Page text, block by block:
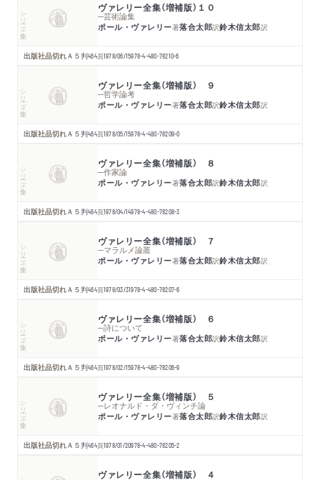
シリーズ・全集 ヴァレリー全集（増補版）１０
─芸術論集
ポール・ヴァレリー著落合太郎訳鈴木信太郎訳
出版社品切れＡ５判464頁1978/06/15978-4-480-78210-6
シリーズ・全集 ヴァレリー全集（増補版） ９
─哲学論考
ポール・ヴァレリー著落合太郎訳鈴木信太郎訳
出版社品切れＡ５判464頁1978/05/15978-4-480-78209-0
シリーズ・全集 ヴァレリー全集（増補版） ８
─作家論
ポール・ヴァレリー著落合太郎訳鈴木信太郎訳
出版社品切れＡ５判464頁1978/04/14978-4-480-78208-3
シリーズ・全集 ヴァレリー全集（増補版） ７
─マラルメ論叢
ポール・ヴァレリー著落合太郎訳鈴木信太郎訳
出版社品切れＡ５判464頁1978/03/31978-4-480-78207-6
シリーズ・全集 ヴァレリー全集（増補版） ６
─詩について
ポール・ヴァレリー著落合太郎訳鈴木信太郎訳
出版社品切れＡ５判464頁1978/02/15978-4-480-78206-9
シリーズ・全集 ヴァレリー全集（増補版） ５
─レオナルド・ダ・ヴィンチ論
ポール・ヴァレリー著落合太郎訳鈴木信太郎訳
出版社品切れＡ５判464頁1978/01/20978-4-480-78205-2
ヴァレリー全集（増補版） ４